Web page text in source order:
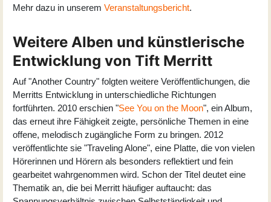
Mehr dazu in unserem Veranstaltungsbericht.
Weitere Alben und künstlerische
Entwicklung von Tift Merritt
Auf "Another Country" folgten weitere Veröffentlichungen, die
Merritts Entwicklung in unterschiedliche Richtungen
fortführten. 2010 erschien "See You on the Moon", ein Album,
das erneut ihre Fähigkeit zeigte, persönliche Themen in eine
offene, melodisch zugängliche Form zu bringen. 2012
veröffentlichte sie "Traveling Alone", eine Platte, die von vielen
Hörerinnen und Hörern als besonders reflektiert und fein
gearbeitet wahrgenommen wird. Schon der Titel deutet eine
Thematik an, die bei Merritt häufiger auftaucht: das